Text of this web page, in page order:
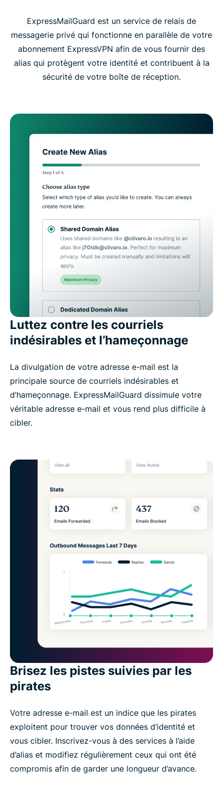
ExpressMailGuard est un service de relais de
messagerie privé qui fonctionne en parallèle de votre
abonnement ExpressVPN afin de vous fournir des
alias qui protègent votre identité et contribuent à la
sécurité de votre boîte de réception.
Luttez contre les courriels
indésirables et l’hameçonnage
La divulgation de votre adresse e-mail est la
principale source de courriels indésirables et
d’hameçonnage. ExpressMailGuard dissimule votre
véritable adresse e-mail et vous rend plus difficile à
cibler.
Brisez les pistes suivies par les
pirates
Votre adresse e-mail est un indice que les pirates
exploitent pour trouver vos données d’identité et
vous cibler. Inscrivez-vous à des services à l’aide
d’alias et modifiez régulièrement ceux qui ont été
compromis afin de garder une longueur d’avance.